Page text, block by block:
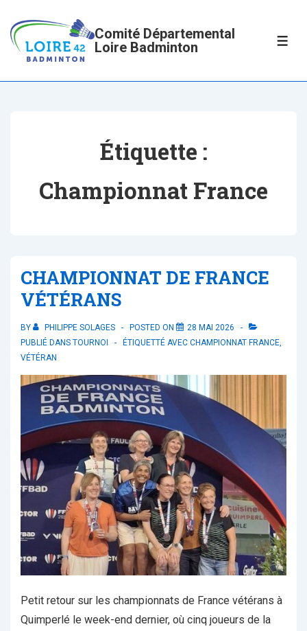
passer
contenu
principal
Comité Départemental
Loire Badminton
Étiquette :
Championnat France
CHAMPIONNAT DE FRANCE
VÉTÉRANS
BY PHILIPPE SOLAGES POSTED ON
28 MAI 2026
PUBLIÉ DANS TOURNOI ÉTIQUETTÉ AVEC CHAMPIONNAT FRANCE,
VÉTÉRAN
Petit retour sur les championnats de France vétérans à
Quimperlé le week-end dernier, où cinq joueurs de la